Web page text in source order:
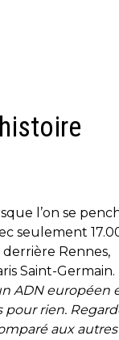
l’on se
seulement
Rennes,
Saint-Germain.
ADN européen
pour rien.
aux